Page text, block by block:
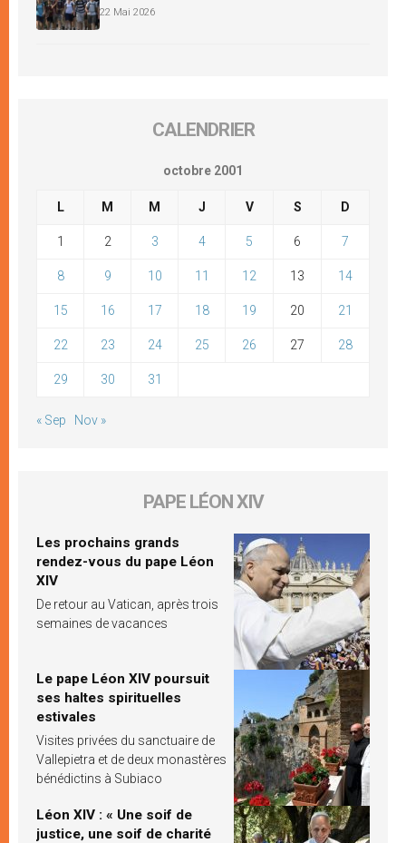
22 Mai 2026
CALENDRIER
octobre 2001
L M M J V S D
1 2 3 4 5 6 7
8 9 10 11 12 13 14
15 16 17 18 19 20 21
22 23 24 25 26 27 28
29 30 31
« Sep Nov »
PAPE LÉON XIV
Les prochains grands
rendez-vous du pape Léon
XIV
De retour au Vatican, après trois
semaines de vacances
Le pape Léon XIV poursuit
ses haltes spirituelles
estivales
Visites privées du sanctuaire de
Vallepietra et de deux monastères
bénédictins à Subiaco
Léon XIV : « Une soif de
justice, une soif de charité